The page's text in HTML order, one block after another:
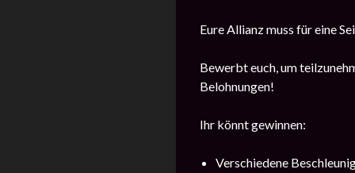
Eure Allianz muss für eine
Bewerbt euch, um
Belohnungen!
Ihr könnt gewinnen:
Verschiedene